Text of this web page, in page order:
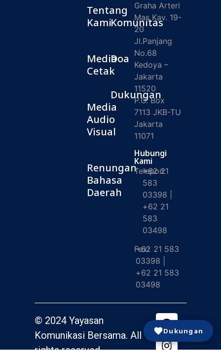
Tentang
Kami
Media
Cetak
Media
Audio
Visual
Renungan
Bahasa
Daerah
Komunitas
Doa
Dukungan
Graha Arteri
Mas Kav. 19-
20
Jl.Panjang
No.68
Kedoya –
Jakarta
11520
P.O. Box
7113 JKB-TU
Jakarta
11071
Hubungi
Kami
Telepon:
+62 21
583
03398 |
+62 21
583
03498
Fax:
+62 21 583
03398 |
+62 21 583
03498
© 2024 Yayasan
Komunikasi Bersama. All
rights reserved.
Dukungan